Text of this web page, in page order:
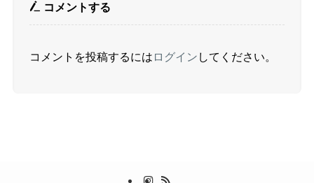
コメントする
コメントを投稿するには ログイン してください。